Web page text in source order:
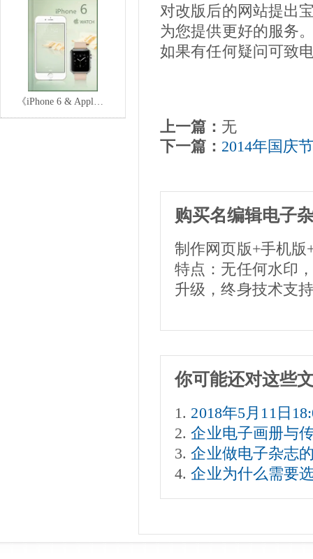
《iPhone 6 & Appl…
对改版后的网站提出
为您提供更好的服务
如果有任何疑问可致
上一篇： 无
下一篇： 2014年国庆
购买名编辑电子
制作网页版+手机版
特点：无任何水印
升级，终身技术支
你可能还对这些
2018年5月11日
企业电子画册与
企业做电子杂志
企业为什么需要